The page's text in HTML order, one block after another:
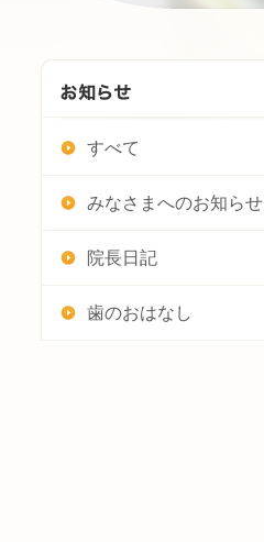
すべて
みなさまへのお知らせ
院長日記
歯のおはなし